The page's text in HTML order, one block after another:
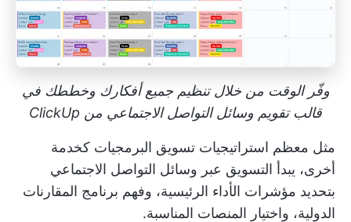
وفّر الوقت من خلال تنظيم جميع أفكارك وخططك في
قالب تقويم وسائل التواصل الاجتماعي من ClickUp
مثل معظم استراتيجيات تسويق البرمجيات كخدمة
أخرى، يبدأ التسويق عبر وسائل التواصل الاجتماعي
بتحديد مؤشرات الأداء الرئيسية، وفهم برنامج المقارنات
الدولية، واختيار المنصات المناسبة.